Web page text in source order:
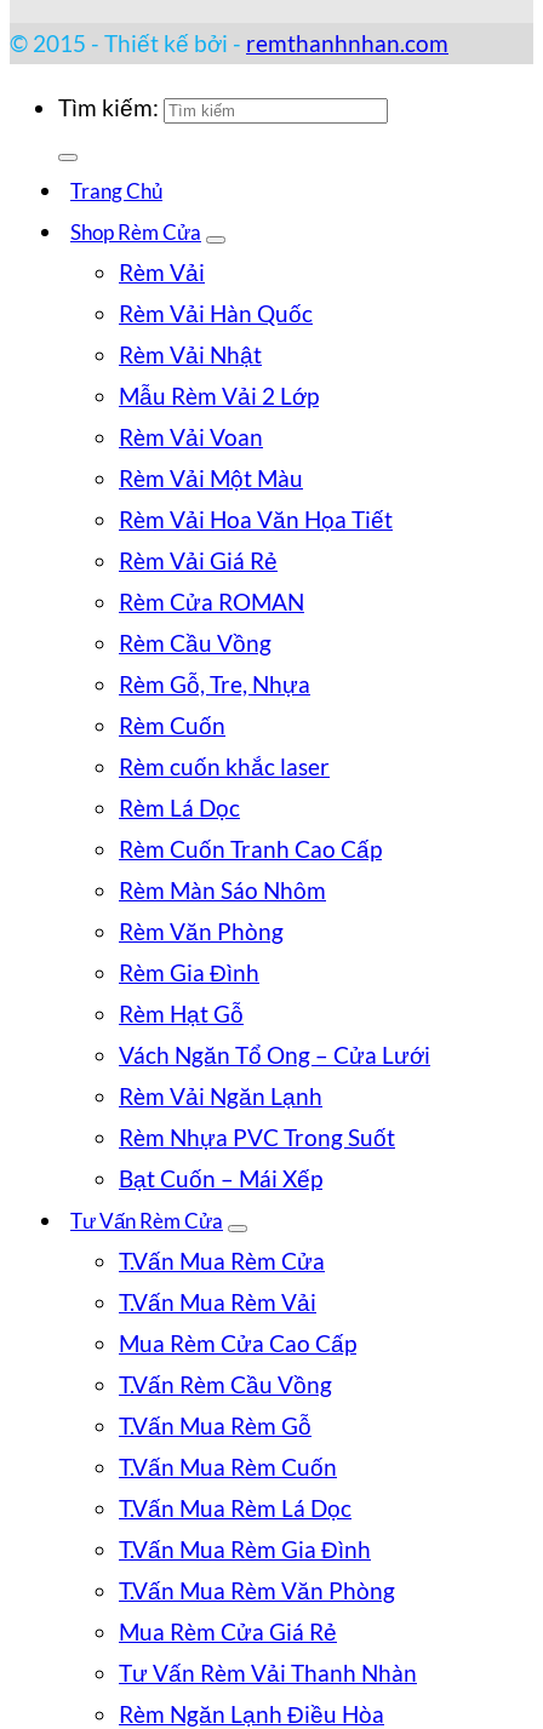
© 2015 - Thiết kế bởi - remthanhnhan.com
Tìm kiếm:
Trang Chủ
Shop Rèm Cửa
Rèm Vải
Rèm Vải Hàn Quốc
Rèm Vải Nhật
Mẫu Rèm Vải 2 Lớp
Rèm Vải Voan
Rèm Vải Một Màu
Rèm Vải Hoa Văn Họa Tiết
Rèm Vải Giá Rẻ
Rèm Cửa ROMAN
Rèm Cầu Vồng
Rèm Gỗ, Tre, Nhựa
Rèm Cuốn
Rèm cuốn khắc laser
Rèm Lá Dọc
Rèm Cuốn Tranh Cao Cấp
Rèm Màn Sáo Nhôm
Rèm Văn Phòng
Rèm Gia Đình
Rèm Hạt Gỗ
Vách Ngăn Tổ Ong – Cửa Lưới
Rèm Vải Ngăn Lạnh
Rèm Nhựa PVC Trong Suốt
Bạt Cuốn – Mái Xếp
Tư Vấn Rèm Cửa
T.Vấn Mua Rèm Cửa
T.Vấn Mua Rèm Vải
Mua Rèm Cửa Cao Cấp
T.Vấn Rèm Cầu Vồng
T.Vấn Mua Rèm Gỗ
T.Vấn Mua Rèm Cuốn
T.Vấn Mua Rèm Lá Dọc
T.Vấn Mua Rèm Gia Đình
T.Vấn Mua Rèm Văn Phòng
Mua Rèm Cửa Giá Rẻ
Tư Vấn Rèm Vải Thanh Nhàn
Rèm Ngăn Lạnh Điều Hòa